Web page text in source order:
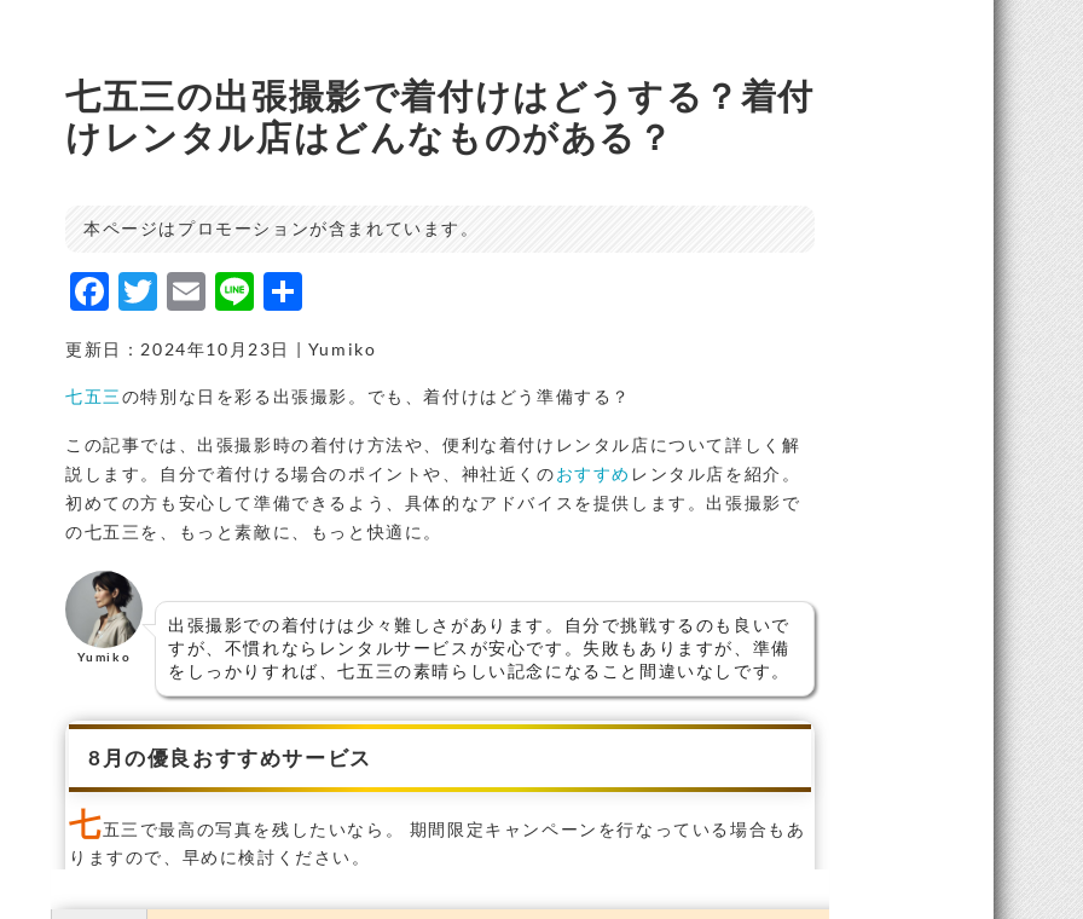
七五三の出張撮影で着付けはどうする？着付
けレンタル店はどんなものがある？
本ページはプロモーションが含まれています。
F
c
e
b
o
o
k
T
it
t
e
r
E
ai
l
Li
e
更新日：2024年10月23日 | Yumiko
七五三の特別な日を彩る出張撮影。でも、着付けはどう準備する？
この記事では、出張撮影時の着付け方法や、便利な着付けレンタル店について詳しく解
説します。自分で着付ける場合のポイントや、神社近くのおすすめ レンタル店を紹介。
初めての方も安心して準備できるよう、具体的なアドバイスを提供します。出張撮影で
の七五三を、もっと素敵に、もっと快適に。
Yumiko
出張撮影での着付けは少々難しさがあります。自分で挑戦するのも良いで
すが、不慣れならレンタルサービスが安心です。失敗もありますが、準備
をしっかりすれば、七五三の素晴らしい記念になること間違いなしです。
8月の優良おすすめサービス
七五三で最高の写真を残したいなら。 期間限定キャンペーンを行なっている場合もあ
りますので、早めに検討ください。